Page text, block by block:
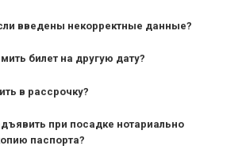
введены некорректные данные?
билет на другую дату?
в рассрочку?
при посадке нотариально
паспорта?